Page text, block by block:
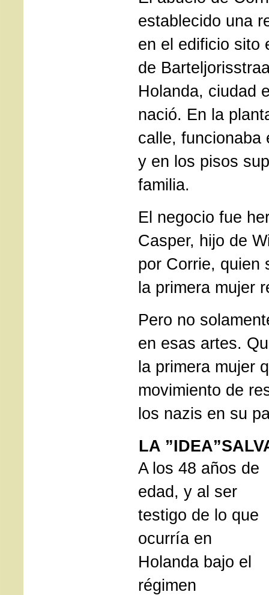
establecido una
en el edificio sito
de
Holanda, ciudad
nació. En la
calle, funcionaba
y en los pisos
familia.
El negocio fue
Casper, hijo de
por Corrie, quien
la primera mujer
Pero no
en esas artes.
la primera mujer
movimiento de
los nazis en su
LA
A los 48 años de
edad, y al ser
testigo de lo que
ocurría en
Holanda bajo el
régimen